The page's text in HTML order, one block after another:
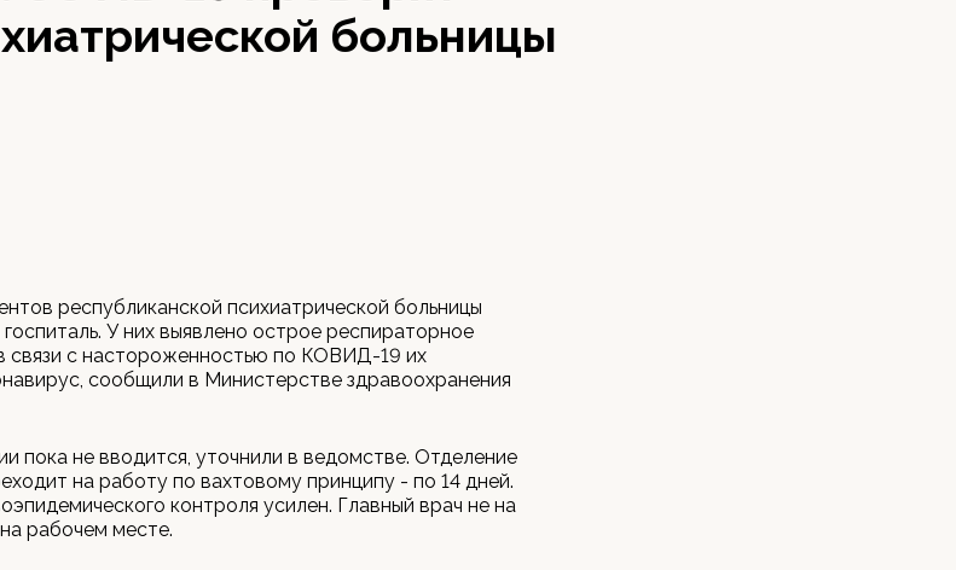
больницы
республиканской психиатрической больницы
У них выявлено острое респираторное
связи с настороженностью по КОВИД-19 их
сообщили в Министерстве здравоохранения
пока не вводится, уточнили в ведомстве. Отделение
на работу по вахтовому принципу - по 14 дней.
контроля усилен. Главный врач не на
рабочем месте.